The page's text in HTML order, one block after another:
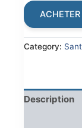
Category:
Description